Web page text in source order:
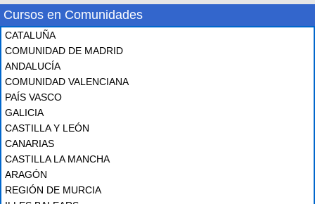
Cursos en Comunidades
CATALUÑA
COMUNIDAD DE MADRID
ANDALUCÍA
COMUNIDAD VALENCIANA
PAÍS VASCO
GALICIA
CASTILLA Y LEÓN
CANARIAS
CASTILLA LA MANCHA
ARAGÓN
REGIÓN DE MURCIA